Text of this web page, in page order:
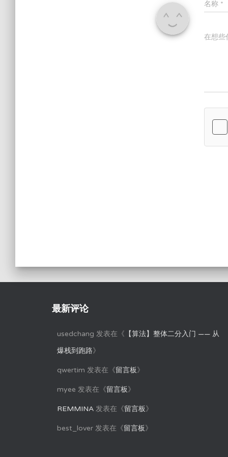
名称 *
在想些
最新评论
usedchang 发表在《 【算法】整体二分入门 —— 从
爆栈到跑路》
qwertim 发表在《留言板》
myee 发表在《留言板》
REMMINA 发表在《留言板》
best_lover 发表在《留言板》